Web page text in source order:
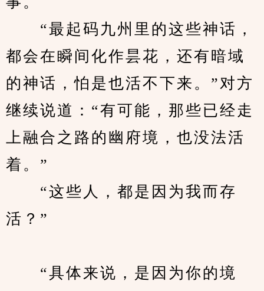
“最起码九州里的这些神话，
都会在瞬间化作昙花，还有暗域
的神话，怕是也活不下来。”对方
继续说道：“有可能，那些已经走
上融合之路的幽府境，也没法活
着。”
“这些人，都是因为我而存
活？”
“具体来说，是因为你的境